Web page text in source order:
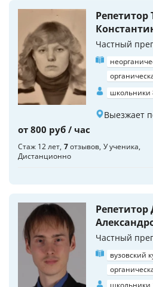
Репетитор
Частный
школьники
Выезжает
от 800 руб / час
Стаж 12 лет 7отзывов У ученика
Дистанционно
Частный
вузовский
школьники